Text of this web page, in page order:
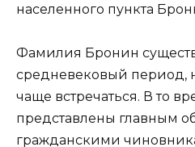
населенного пункта
Фамилия Бронин
средневековый период,
чаще встречаться. В то
представлены главным
гражданскими